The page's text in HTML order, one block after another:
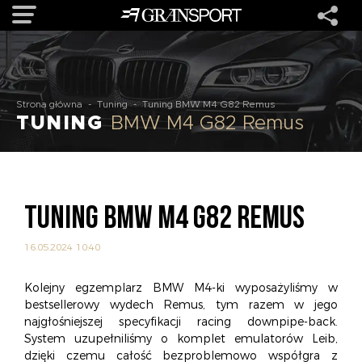
OFERTA
MARKI
O NAS
KONTAKT
Strona główna - Tuning - Tuning BMW M4 G82 Remus
TUNINGBMW M4 G82 Remus
TUNING BMW M4 G82 REMUS
16.05.2024 10:40
Kolejny egzemplarz BMW M4-ki wyposażyliśmy w
bestsellerowy wydech Remus, tym razem w jego
najgłośniejszej specyfikacji racing downpipe-back.
System uzupełniliśmy o komplet emulatorów Leib,
dzięki czemu całość bezproblemowo współgra z